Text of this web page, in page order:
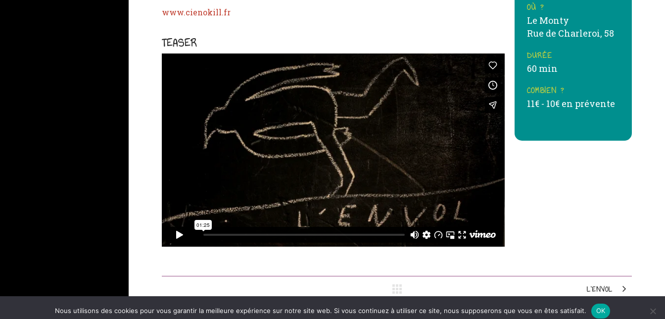
www.cienokill.fr
TEASER
OÙ ?
Le Monty
Rue de Charleroi, 58
DURÉE
60 min
COMBIEN ?
11€ - 10€ en prévente
L'ENVOL
Nous utilisons des cookies pour vous garantir la meilleure expérience sur notre site web. Si vous continuez à utiliser ce site, nous supposerons que vous en êtes satisfait. OK